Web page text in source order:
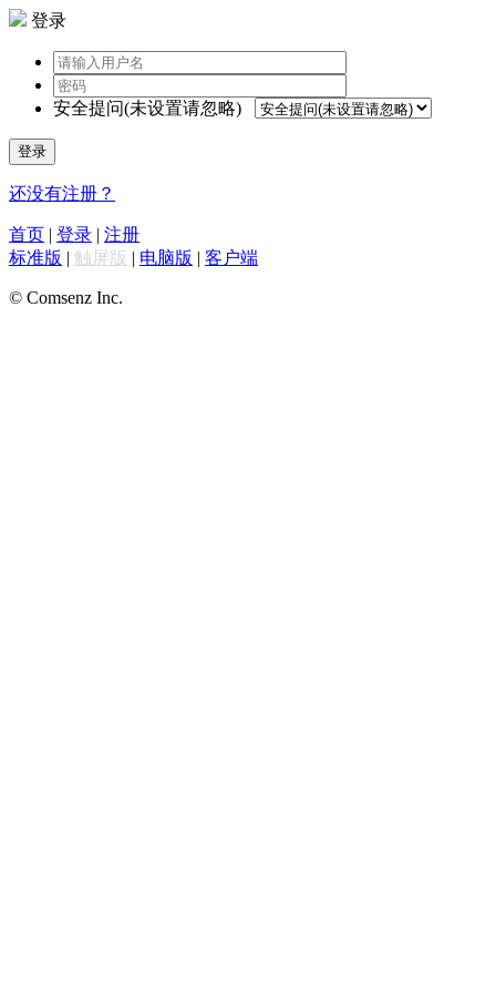
登录
安全提问(未设置请忽略)
登录
还没有注册？
首页 | 登录 | 注册
标准版 | 触屏版 | 电脑版 | 客户端
© Comsenz Inc.